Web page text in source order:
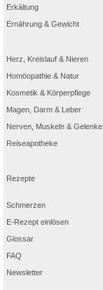
Erkältung
Ernährung & Gewicht
Herz, Kreislauf & Nieren
Homöopathie & Natur
Kosmetik & Körperpflege
Magen, Darm & Leber
Nerven, Muskeln & Gelenke
Reiseapotheke
Rezepte
Schmerzen
E-Rezept einlösen
Glossar
FAQ
Newsletter